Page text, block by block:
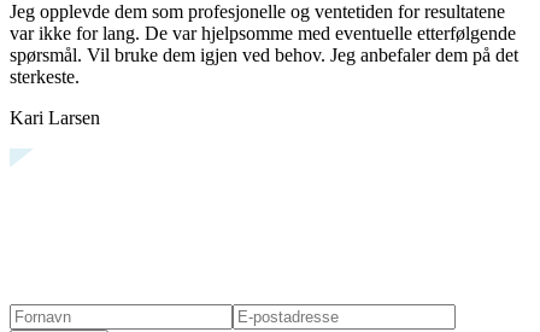
Jeg opplevde dem som profesjonelle og ventetiden for resultatene
var ikke for lang. De var hjelpsomme med eventuelle etterfølgende
spørsmål. Vil bruke dem igjen ved behov. Jeg anbefaler dem på det
sterkeste.
Kari Larsen